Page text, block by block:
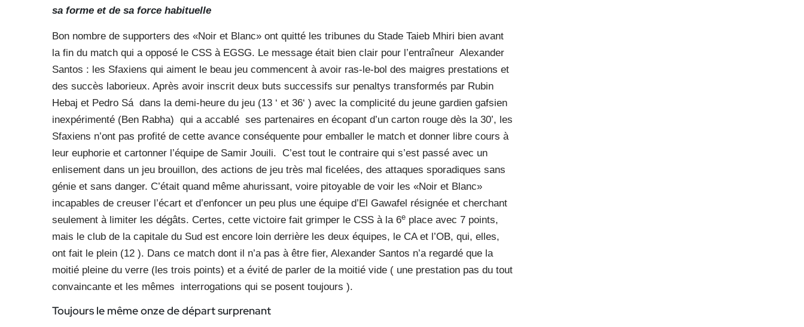
sa forme et de sa force habituelle
Bon nombre de supporters des «Noir et Blanc» ont quitté les tribunes du Stade Taieb Mhiri bien avant
la fin du match qui a opposé le CSS à EGSG. Le message était bien clair pour l’entraîneur Alexander
Santos : les Sfaxiens qui aiment le beau jeu commencent à avoir ras-le-bol des maigres prestations et
des succès laborieux. Après avoir inscrit deux buts successifs sur penaltys transformés par Rubin
Hebaj et Pedro Sá dans la demi-heure du jeu (13 ‘ et 36‘ ) avec la complicité du jeune gardien gafsien
inexpérimenté (Ben Rabha) qui a accablé ses partenaires en écopant d’un carton rouge dès la 30’, les
Sfaxiens n’ont pas profité de cette avance conséquente pour emballer le match et donner libre cours à
leur euphorie et cartonner l’équipe de Samir Jouili. C’est tout le contraire qui s’est passé avec un
enlisement dans un jeu brouillon, des actions de jeu très mal ficelées, des attaques sporadiques sans
génie et sans danger. C’était quand même ahurissant, voire pitoyable de voir les «Noir et Blanc»
incapables de creuser l’écart et d’enfoncer un peu plus une équipe d’El Gawafel résignée et cherchant
seulement à limiter les dégâts. Certes, cette victoire fait grimper le CSS à la 6e place avec 7 points,
mais le club de la capitale du Sud est encore loin derrière les deux équipes, le CA et l’OB, qui, elles,
ont fait le plein (12 ). Dans ce match dont il n’a pas à être fier, Alexander Santos n’a regardé que la
moitié pleine du verre (les trois points) et a évité de parler de la moitié vide ( une prestation pas du tout
convaincante et les mêmes
interrogations qui se posent toujours ).
Toujours le même onzede départ surprenant